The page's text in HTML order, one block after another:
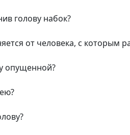
голову набок?
от человека, с которым
опущенной?